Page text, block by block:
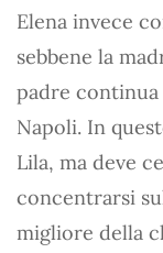
Elena invece
sebbene la
padre
Napoli. In
Lila, ma deve
concentrarsi
migliore della